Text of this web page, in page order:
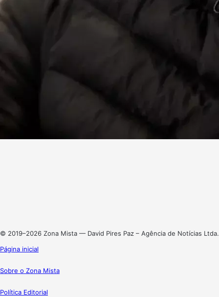
© 2019–2026 Zona Mista — David Pires Paz – Agência de Notícias Ltda.
Página inicial
Sobre o Zona Mista
Política Editorial